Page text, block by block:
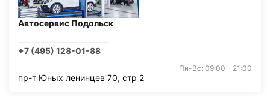
Автосервис Подольск
+7 (495) 128-01-88
Пн-Вс: 09:00 - 21:00
пр-т Юных ленинцев 70, стр 2